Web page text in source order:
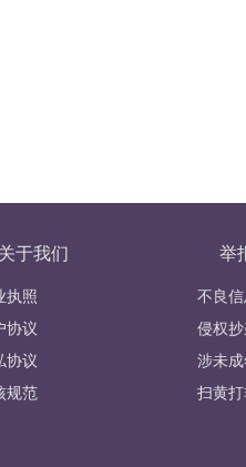
关于我们
执照
协议
协议
规范
举
不良
侵权
涉未
扫黄